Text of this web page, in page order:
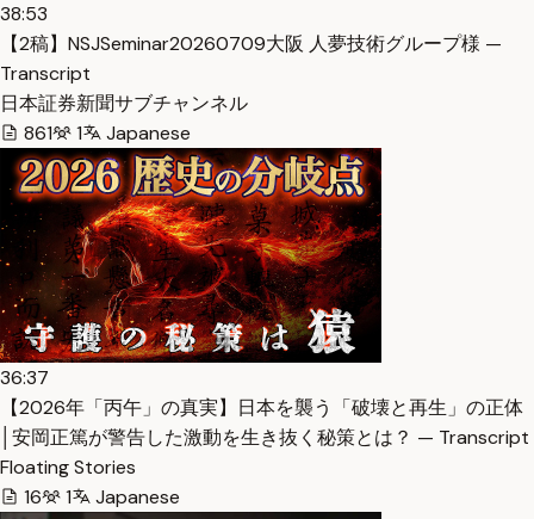
38:53
【2稿】NSJSeminar20260709大阪 人夢技術グループ様 —
Transcript
日本証券新聞サブチャンネル
861
1 Japanese
36:37
【2026年「丙午」の真実】日本を襲う「破壊と再生」の正体
│安岡正篤が警告した激動を生き抜く秘策とは？ — Transcript
Floating Stories
16
1 Japanese